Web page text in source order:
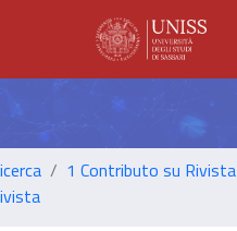
1 Contributo su Rivista